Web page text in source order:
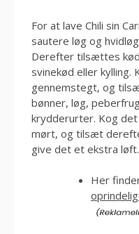
For at lave Chili sin
sautere løg og
Derefter tilsættes kød
svinekød eller
gennemstegt, og
bønner, løg,
krydderurter. Kog
mørt, og tilsæt
give det et ekstra løft.
Her